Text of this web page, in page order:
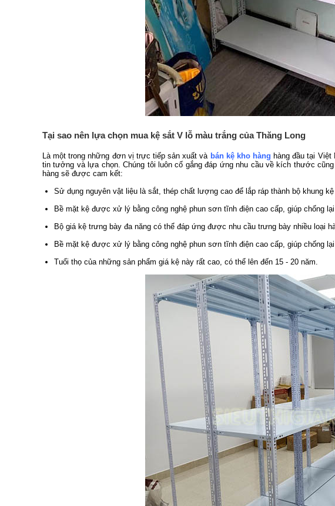
Tại sao nên lựa chọn mua kệ sắt V lỗ màu trắng của Thăng Long
Là một trong những đơn vị trực tiếp sản xuất và bán kệ kho hàng hàng đầu tại
tin tưởng và lựa chọn. Chúng tôi luôn cố gắng đáp ứng nhu cầu về kích thước
hàng sẽ được cam kết:
Sử dụng nguyên vật liệu là sắt, thép chất lượng cao để lắp ráp thành bộ khung
Bề mặt kệ được xử lý bằng công nghệ phun sơn tĩnh điện cao cấp, giúp chống
Bộ giá kệ trưng bày đa năng có thể đáp ứng được nhu cầu trưng bày nhiều loại
Bề mặt kệ được xử lý bằng công nghệ phun sơn tĩnh điện cao cấp, giúp chống
Tuổi thọ của những sản phẩm giá kệ này rất cao, có thể lên đến 15 - 20 năm.